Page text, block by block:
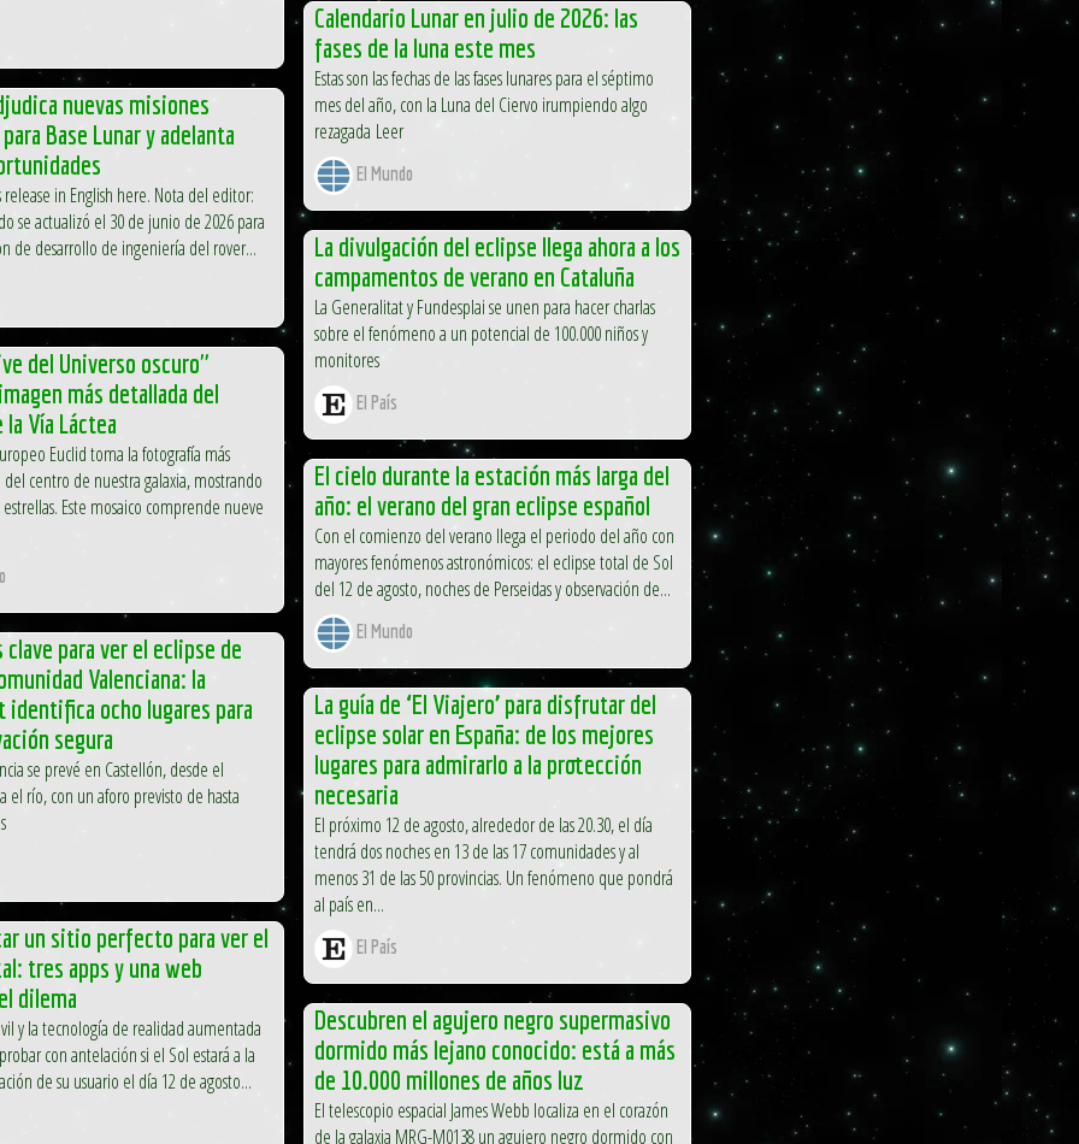
Calendario Lunar en julio de 2026: las
fases de la luna este mes
Estas son las fechas de las fases lunares para el séptimo
mes del año, con la Luna del Ciervo irumpiendo algo
rezagada Leer
El Mundo
nuevas misiones
Base Lunar y adelanta
release in English here. Nota del editor:
se actualizó el 30 de junio de 2026 para
de desarrollo de ingeniería del rover...
La divulgación del eclipse llega ahora a los
campamentos de verano en Cataluña
La Generalitat y Fundesplai se unen para hacer charlas
sobre el fenómeno a un potencial de 100.000 niños y
monitores
El País
del Universo oscuro"
más detallada del
Vía Láctea
Euclid toma la fotografía más
centro de nuestra galaxia, mostrando
Este mosaico comprende nueve
El cielo durante la estación más larga del
año: el verano del gran eclipse español
Con el comienzo del verano llega el periodo del año con
mayores fenómenos astronómicos: el eclipse total de Sol
del 12 de agosto, noches de Perseidas y observación de...
El Mundo
clave para ver el eclipse de
Valenciana: la
identifica ocho lugares para
segura
se prevé en Castellón, desde el
el río, con un aforo previsto de hasta
La guía de ‘El Viajero’ para disfrutar del
eclipse solar en España: de los mejores
lugares para admirarlo a la protección
necesaria
El próximo 12 de agosto, alrededor de las 20.30, el día
tendrá dos noches en 13 de las 17 comunidades y al
menos 31 de las 50 provincias. Un fenómeno que pondrá
al país en...
El País
un sitio perfecto para ver el
tres apps y una web
dilema
y la tecnología de realidad aumentada
con antelación si el Sol estará a la
de su usuario el día 12 de agosto...
Descubren el agujero negro supermasivo
dormido más lejano conocido: está a más
de 10.000 millones de años luz
El telescopio espacial James Webb localiza en el corazón
de la galaxia MRG-M0138 un agujero negro dormido con